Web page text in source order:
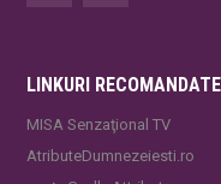
LINKURI RECOMANDATE
MISA Senzaţional TV
AtributeDumnezeiesti.ro